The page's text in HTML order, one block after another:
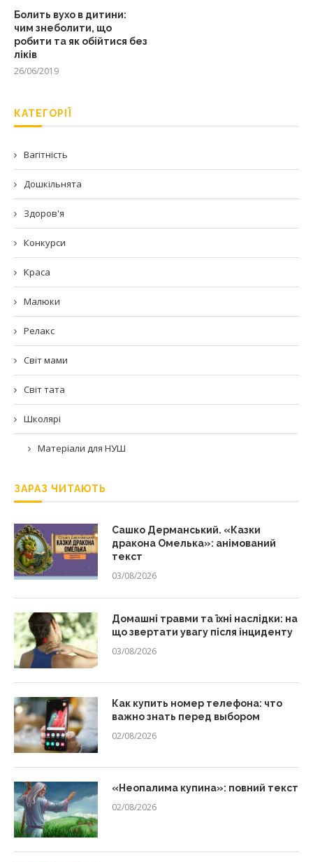
Болить вухо в дитини:
чим знеболити, що
робити та як обійтися без
ліків
26/06/2019
КАТЕГОРІЇ
Вагітність
Дошкільнята
Здоров'я
Конкурси
Краса
Малюки
Релакс
Світ мами
Світ тата
Школярі
Матеріали для НУШ
ЗАРАЗ ЧИТАЮТЬ
Сашко Дерманський. «Казки
дракона Омелька»: анімований
текст
03/08/2026
Домашні травми та їхні наслідки: на
що звертати увагу після інциденту
03/08/2026
Как купить номер телефона: что
важно знать перед выбором
02/08/2026
«Неопалима купина»: повний текст
02/08/2026